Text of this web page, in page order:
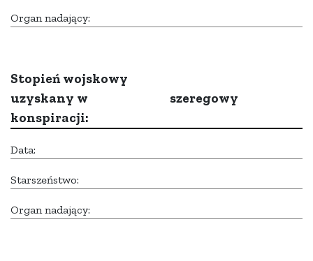
Organ nadający:
Stopień wojskowy
uzyskany w
konspiracji:
szeregowy
Data:
Starszeństwo:
Organ nadający: